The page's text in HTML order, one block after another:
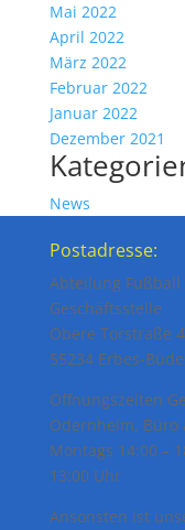
Mai 2022
April 2022
März 2022
Februar 2022
Januar 2022
Dezember 2021
News
Postadresse:
Abteilung Fußball
Geschäftsstelle
Obere Torstraße 4
55234 Erbes-
Öffnungszeiten
Odernheim, Büro
Montags 14:00 –
13:00 Uhr
Ansonsten ist